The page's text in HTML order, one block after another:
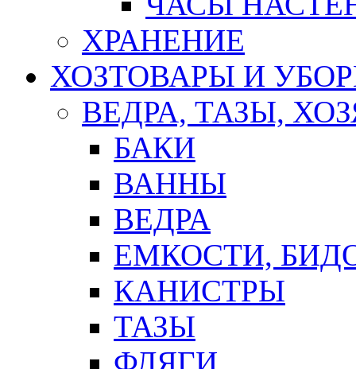
ХРАНЕНИЕ
ХОЗТОВАРЫ И
ВЕДРА, ТАЗЫ,
БАКИ
ВАННЫ
ВЕДРА
ЕМКОСТИ,
КАНИСТРЫ
ТАЗЫ